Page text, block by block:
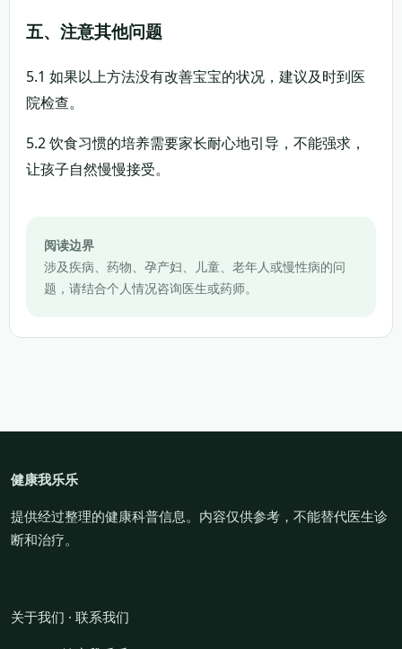
五、注意其他问题
5.1 如果以上方法没有改善宝宝的状况，建议及时到医
院检查。
5.2 饮食习惯的培养需要家长耐心地引导，不能强求，
让孩子自然慢慢接受。
阅读边界
涉及疾病、药物、孕产妇、儿童、老年人或慢性病的问
题，请结合个人情况咨询医生或药师。
健康我乐乐
提供经过整理的健康科普信息。内容仅供参考，不能替代医生诊
断和治疗。
关于我们 · 联系我们